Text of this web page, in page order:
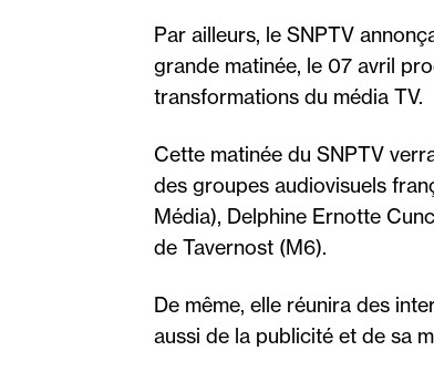
Par ailleurs, le SNPTV
grande matinée, le 07 avril
transformations du média TV.
Cette matinée du SNPTV
des groupes audiovisuels
Média), Delphine Ernotte
de Tavernost (M6).
De même, elle réunira des
aussi de la publicité et de sa